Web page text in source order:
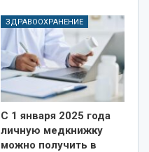
ЗДРАВООХРАНЕНИЕ
С 1 января 2025 года
личную медкнижку
можно получить в